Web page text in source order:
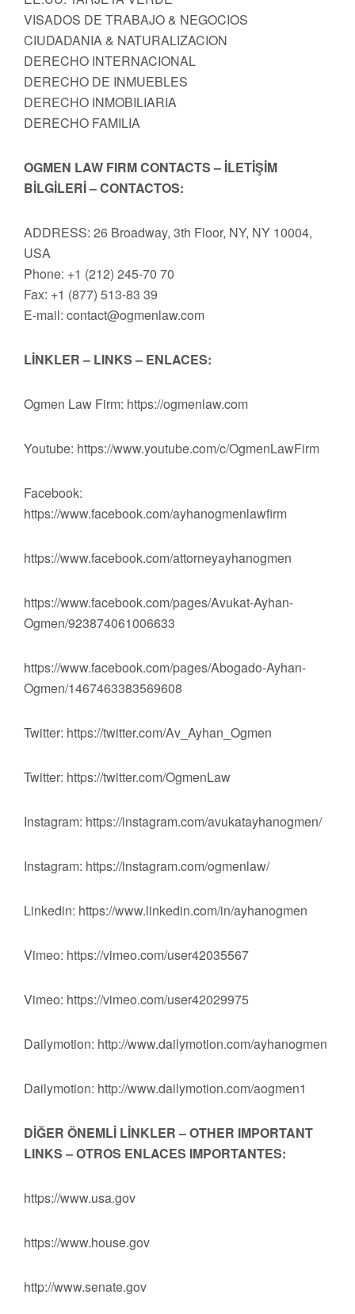
VISADOS DE TRABAJO & NEGOCIOS
CIUDADANIA & NATURALIZACION
DERECHO INTERNACIONAL
DERECHO DE INMUEBLES
DERECHO INMOBILIARIA
DERECHO FAMILIA
OGMEN LAW FIRM CONTACTS – İLETİŞİM
BİLGİLERİ – CONTACTOS:
ADDRESS: 26 Broadway, 3th Floor, NY, NY 10004,
USA
Phone: +1 (212) 245-70 70
Fax: +1 (877) 513-83 39
E-mail: contact@ogmenlaw.com
LİNKLER – LINKS – ENLACES:
Ogmen Law Firm: https://ogmenlaw.com
Youtube: https://www.youtube.com/c/OgmenLawFirm
Facebook:
https://www.facebook.com/ayhanogmenlawfirm
https://www.facebook.com/attorneyayhanogmen
https://www.facebook.com/pages/Avukat-Ayhan-
Ogmen/923874061006633
https://www.facebook.com/pages/Abogado-Ayhan-
Ogmen/1467463383569608
Twitter: https://twitter.com/Av_Ayhan_Ogmen
Twitter: https://twitter.com/OgmenLaw
Instagram: https://instagram.com/avukatayhanogmen/
Instagram: https://instagram.com/ogmenlaw/
Linkedin: https://www.linkedin.com/in/ayhanogmen
Vimeo: https://vimeo.com/user42035567
Vimeo: https://vimeo.com/user42029975
Dailymotion: http://www.dailymotion.com/ayhanogmen
Dailymotion: http://www.dailymotion.com/aogmen1
DİĞER ÖNEMLİ LİNKLER – OTHER IMPORTANT
LINKS – OTROS ENLACES IMPORTANTES:
https://www.usa.gov
https://www.house.gov
http://www.senate.gov